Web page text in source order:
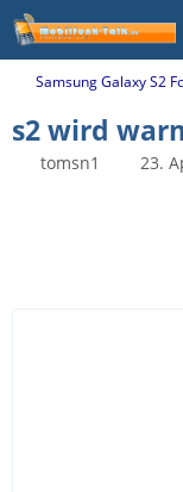
Samsung Galaxy S2
s2 wird
tomsn1 23.